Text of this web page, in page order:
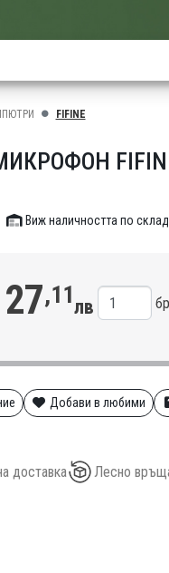
FIFINE
FIFINE
Виж наличността по
,11лв
Добави в любими
доставка Лесно